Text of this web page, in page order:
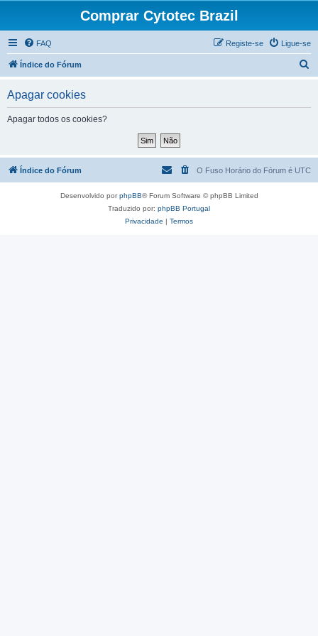
Comprar Cytotec Brazil
FAQ Ligue-se
Registe-se
Índice do Fórum
a
Apagar cookies
Apagar todos os cookies?
Índice do Fórum O Fuso Horário do Fórum é UTC
Desenvolvido porphpBB® Forum Software © phpBB Limited
Traduzido por: phpBB Portugal
Privacidade | Termos